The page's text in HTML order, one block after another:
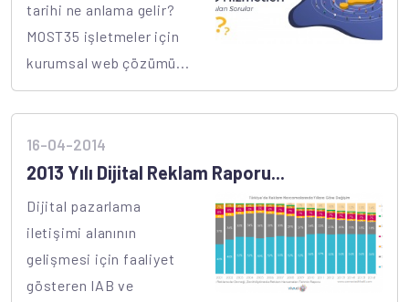
tarihi ne anlama gelir?
MOST35 işletmeler için
kurumsal web çözümü...
16-04-2014
2013 Yılı Dijital Reklam Raporu...
Dijital pazarlama
iletişimi alanının
gelişmesi için faaliyet
gösteren IAB ve